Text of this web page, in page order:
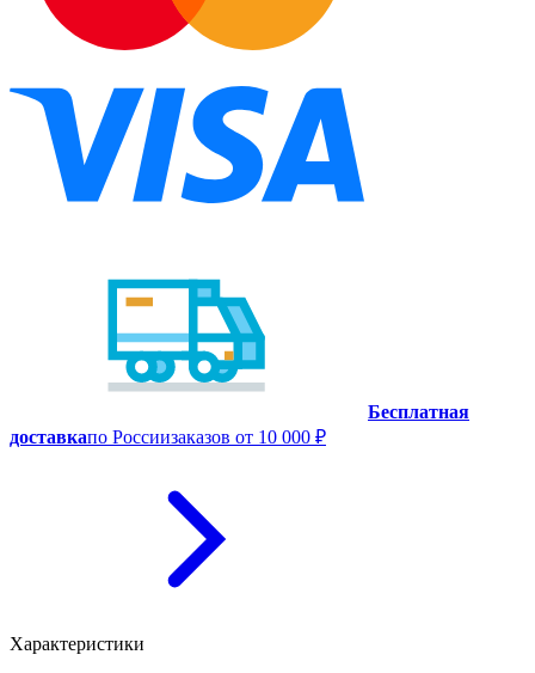
Бесплатная
доставкапо Россиизаказов от 10 000 ₽
Характеристики